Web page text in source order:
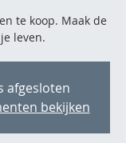
te koop. Maak de
leven.
afgesloten
bekijken